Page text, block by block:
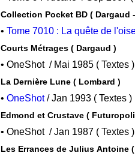
• Tome 7010 : La quête de
Courts Métrages ( Dargaud )
• OneShot / Mai 1985 ( Textes )
La Dernière Lune ( Lombard )
• OneShot / Jan 1993 ( Textes )
Edmond et Crustave (
• OneShot / Jan 1987 ( Textes )